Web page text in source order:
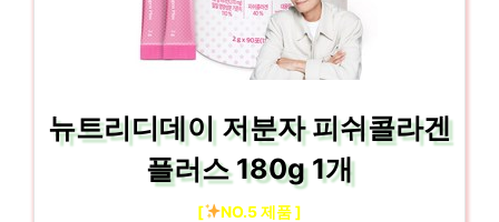
뉴트리디데이 저분자 피쉬콜라겐
플러스 180g 1개
[ NO.5 제품 ]